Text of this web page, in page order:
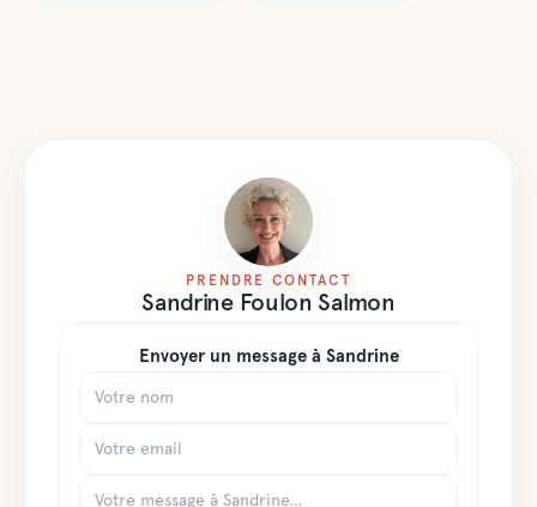
PRENDRE CONTACT
Sandrine Foulon Salmon
Envoyer un message à Sandrine